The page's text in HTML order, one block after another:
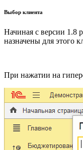
Выбор клиента
Начиная с версии 1.8
назначены для этого
При нажатии на